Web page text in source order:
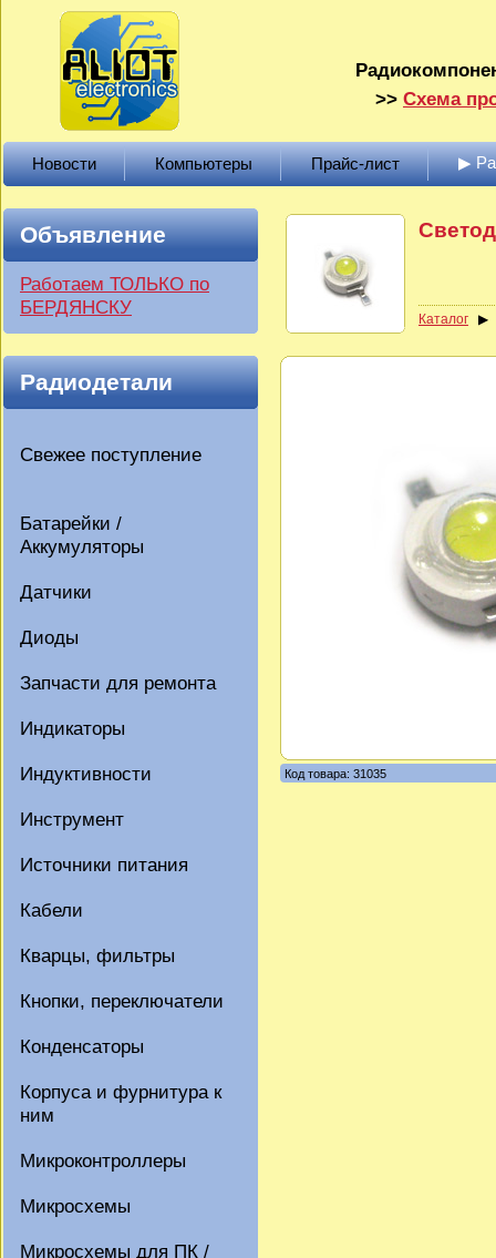
>> Схема
Новости Компьютеры Прайс-лист ▶
Объявление
Работаем ТОЛЬКО по
БЕРДЯНСКУ
Радиодетали
Свежее поступление
Батарейки /
Аккумуляторы
Датчики
Диоды
Запчасти для ремонта
Индикаторы
Индуктивности
Инструмент
Источники питания
Кабели
Кварцы, фильтры
Кнопки, переключатели
Конденсаторы
Корпуса и фурнитура к
ним
Микроконтроллеры
Микросхемы
Микросхемы для ПК /
Каталог
Код товара: 31035